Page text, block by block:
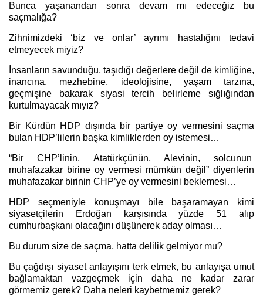
Bunca yaşanandan sonra devam mı edeceğiz bu
saçmalığa?
Zihnimizdeki ‘biz ve onlar’ ayrımı hastalığını tedavi
etmeyecek miyiz?
İnsanların savunduğu, taşıdığı değerlere değil de kimliğine,
inancına, mezhebine, ideolojisine, yaşam tarzına,
geçmişine bakarak siyasi tercih belirleme sığlığından
kurtulmayacak mıyız?
Bir Kürdün HDP dışında bir partiye oy vermesini saçma
bulan HDP’lilerin başka kimliklerden oy istemesi…
“Bir CHP’linin, Atatürkçünün, Alevinin, solcunun
muhafazakar birine oy vermesi mümkün değil” diyenlerin
muhafazakar birinin CHP’ye oy vermesini beklemesi…
HDP seçmeniyle konuşmayı bile başaramayan kimi
siyasetçilerin Erdoğan karşısında yüzde 51 alıp
cumhurbaşkanı olacağını düşünerek aday olması…
Bu durum size de saçma, hatta delilik gelmiyor mu?
Bu çağdışı siyaset anlayışını terk etmek, bu anlayışa umut
bağlamaktan vazgeçmek için daha ne kadar zarar
görmemiz gerek? Daha neleri kaybetmemiz gerek?